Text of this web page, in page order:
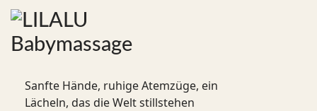
Sanfte Hände, ruhige Atemzüge, ein
Lächeln, das die Welt stillstehen